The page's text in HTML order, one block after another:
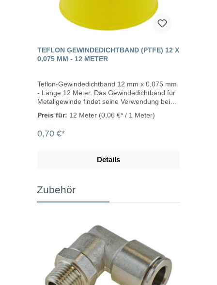
TEFLON GEWINDEDICHTBAND (PTFE) 12 X
0,075 MM - 12 METER
Teflon-Gewindedichtband 12 mm x 0,075 mm
- Länge 12 Meter. Das Gewindedichtband für
Metallgewinde findet seine Verwendung bei
Kalt- und Warmwasserbereich.Nicht DVGW
Preis für: 12 Meter (0,06 €* / 1 Meter)
0,70 €*
Details
Zubehör